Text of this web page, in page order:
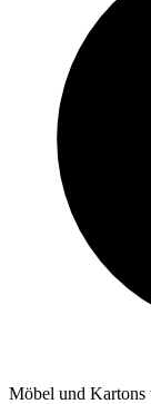
Möbel und Kartons